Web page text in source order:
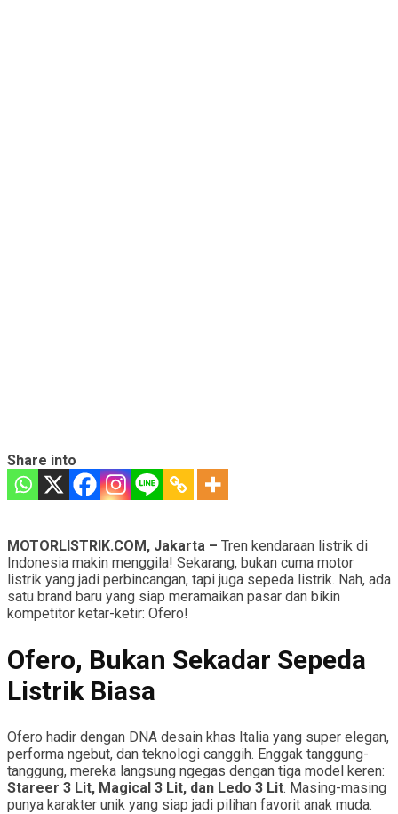
Share into
MOTORLISTRIK.COM, Jakarta – Tren kendaraan listrik di
Indonesia makin menggila! Sekarang, bukan cuma motor
listrik yang jadi perbincangan, tapi juga sepeda listrik. Nah, ada
satu brand baru yang siap meramaikan pasar dan bikin
kompetitor ketar-ketir: Ofero!
Ofero, Bukan Sekadar Sepeda
Listrik Biasa
Ofero hadir dengan DNA desain khas Italia yang super elegan,
performa ngebut, dan teknologi canggih. Enggak tanggung-
tanggung, mereka langsung ngegas dengan tiga model keren:
Stareer 3 Lit, Magical 3 Lit, dan Ledo 3 Lit. Masing-masing
punya karakter unik yang siap jadi pilihan favorit anak muda.